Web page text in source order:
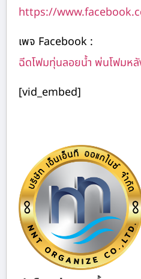
https://
เพจ Facebook :
ฉีดโฟมทุ่นลอยน้ำ พ่นโฟมห
[vid_embed]